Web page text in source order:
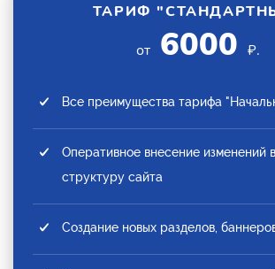
ТАРИФ
от 6000 ₽.
Все преимущества тарифа
Оперативное внесение изменений
структуру сайта
Создание новых разделов,